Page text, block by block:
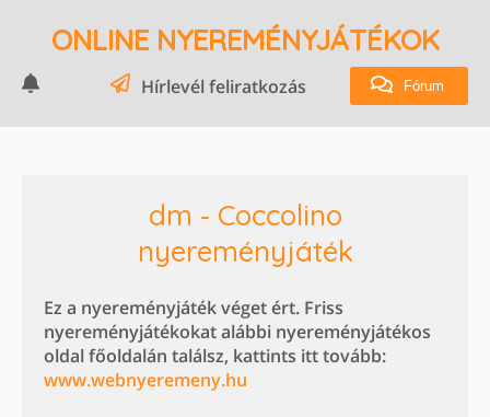
ONLINE NYEREMÉNYJÁTÉKOK
Hírlevél feliratkozás Fórum
dm - Coccolino
nyereményjáték
Ez a nyereményjáték véget ért. Friss
nyereményjátékokat alábbi nyereményjátékos
oldal főoldalán találsz, kattints itt tovább:
www.webnyeremeny.hu